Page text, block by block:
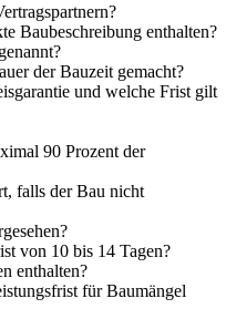
Baubeschreibung enthalten?
der Bauzeit gemacht?
und welche Frist gilt
90 Prozent der
falls der Bau nicht
von 10 bis 14 Tagen?
enthalten?
für Baumängel